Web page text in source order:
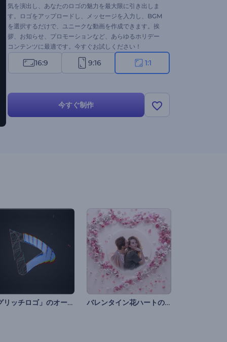
気を演出し、あなたのロゴの魅力を最大限に引き出しま
す。ロゴをアップロードし、メッセージを入力し、BGM
を選択するだけで、ユニークな動画を作成できます。挨
拶、お知らせ、プロモーションなど、あらゆるホリデー
コンテンツに最適です。今すぐお試しください！
16:9 9:16 1:1
今すぐ制作
「グリッチロゴ」のオープニング動画 バレンタイン花ハートのオープニング動画